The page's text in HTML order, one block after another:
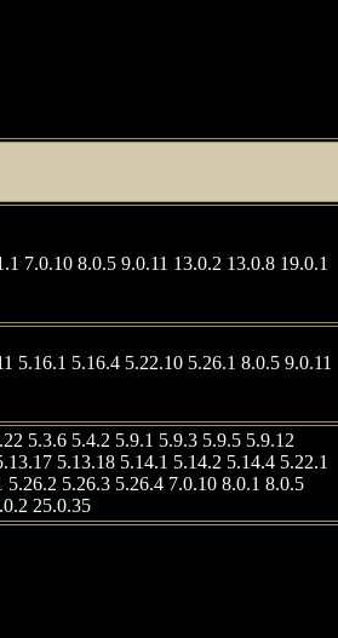
7.0.10 8.0.5 9.0.11 13.0.2 13.0.8 19.0.1
5.16.1 5.16.4 5.22.10 5.26.1 8.0.5 9.0.11
5.3.6 5.4.2 5.9.1 5.9.3 5.9.5 5.9.12
5.13.18 5.14.1 5.14.2 5.14.4 5.22.1
5.26.3 5.26.4 7.0.10 8.0.1 8.0.5
25.0.35